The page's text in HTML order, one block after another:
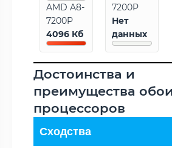
AMD A8-
7200P
4096 Кб
7200P
Нет
данных
Достоинства и
преимущества
процессоров
Сходства